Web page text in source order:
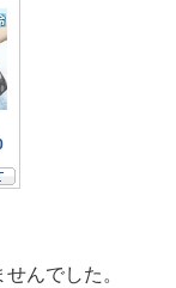
んでした。